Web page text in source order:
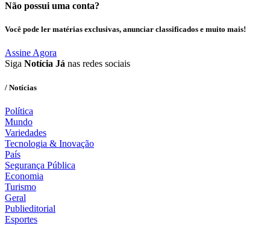
Não possui uma conta?
Você pode ler matérias exclusivas, anunciar classificados e muito mais!
Assine Agora
Siga Notícia Já nas redes sociais
/ Notícias
Política
Mundo
Variedades
Tecnologia & Inovação
País
Segurança Pública
Economia
Turismo
Geral
Publieditorial
Esportes